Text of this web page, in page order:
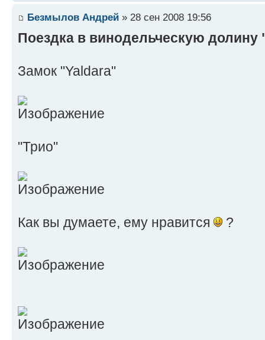
Безмылов Андрей » 28 сен 2008 19:56
Поездка в винодельческую долину
Замок "Yaldara"
"Трио"
Как вы думаете, ему нравится ?